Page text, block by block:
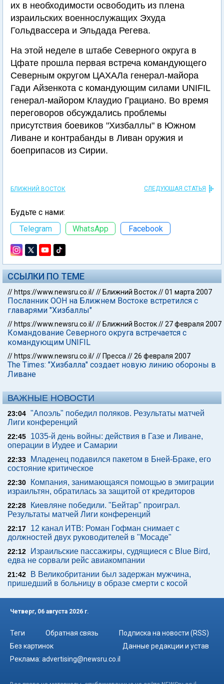
их в необходимости освободить из плена
израильских военнослужащих Эхуда
Гольдвассера и Эльдада Регева.
На этой неделе в штабе Северного округа в
Цфате прошла первая встреча командующего
Северным округом ЦАХАЛа генерал-майора
Гади Айзенкота с командующим силами UNIFIL
генерал-майором Клаудио Грациано. Во время
переговоров обсуждались проблемы
присутствия боевиков "Хизбаллы" в Южном
Ливане и контрабанды в Ливан оружия и
боеприпасов из Сирии.
БЛИЖНИЙ ВОСТОК СЛЕДУЮЩАЯ СТАТЬЯ
Будьте с нами:
Telegram
WhatsApp Facebook
ССЫЛКИ ПО ТЕМЕ
// https://www.newsru.co.il/// Ближний Восток//01 марта 2007
Посланник ООН на Ближнем Востоке встретился с
главарями "Хизбаллы"
// https://www.newsru.co.il/// Ближний Восток//27 февраля 2007
Командование Северного округа встречается с
командующим UNIFIL
// https://www.newsru.co.il/// Пресса //26 февраля 2007
The Times: "Хизбалла" создает новую линию обороны в
Ливане
ВАЖНЫЕ НОВОСТИ
23:04 "Апоэль" победил поляков. Результаты матчей
Лиги конференций
22:45
1035-й день войны: действия в Газе и Ливане,
операции в Иудее и Самарии
22:33
Младенец подавился пакетом в Бней-Браке, его
состояние критическое
22:30
Компания, занимающаяся помощью в эмиграции
израильтян, обратилась за защитой от кредиторов
22:28
Киевляне победили. "Бейтар" проиграл.
Результаты матчей Лиги конференций
22:17
12 канал ИТВ: Роман Гофман снимает с
должностей двух руководителей в "Мосаде"
22:12
Израильские пассажиры, судящиеся с Blue Bird,
едва не сорвали рейс авиакомпании
21:42
В Великобритании был задержан мужчина,
пришедший в больницу в образе смерти с косой
Четверг, 06 августа 2026 г.
Теги Обратная связь
Подписка на новости (RSS)
Без картинок
Данные редакции и устав
Реклама: advertising@newsru.co.il